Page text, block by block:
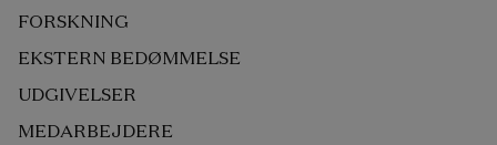
FORSKNING
EKSTERN BEDØMMELSE
UDGIVELSER
MEDARBEJDERE